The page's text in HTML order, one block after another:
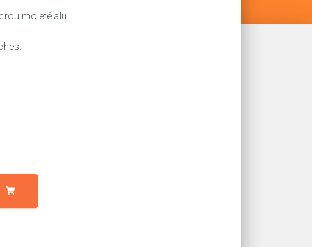
moleté alu.